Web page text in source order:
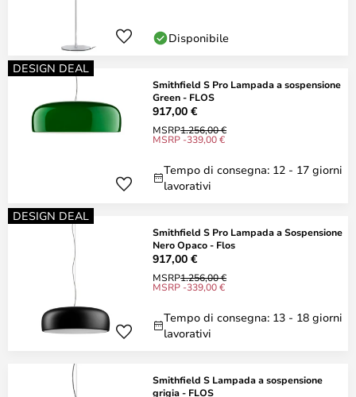
Disponibile
DESIGN DEAL
Smithfield S Pro Lampada a sospensione
Green - FLOS
917,00 €
MSRP1.256,00 €
MSRP -339,00 €
Tempo di consegna: 12 - 17 giorni
lavorativi
DESIGN DEAL
Smithfield S Pro Lampada a Sospensione
Nero Opaco - Flos
917,00 €
MSRP1.256,00 €
MSRP -339,00 €
Tempo di consegna: 13 - 18 giorni
lavorativi
Smithfield S Lampada a sospensione
grigia - FLOS